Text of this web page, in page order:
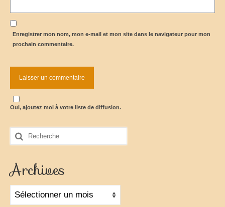
Enregistrer mon nom, mon e-mail et mon site dans le navigateur pour mon
prochain commentaire.
Oui, ajoutez moi à votre liste de diffusion.
Rechercher
Archives
Archives